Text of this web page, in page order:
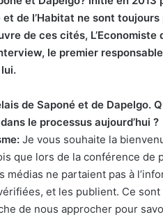
de l’Habitat ne sont
de ces cités, L’Economiste
le premier
de Saponé et de Dapelgo.
le processus aujourd’hui ?
Je vous souhaite la
que lors de la conférence de
ne partaient pas à
et les publient. Ce
de nous approcher pour